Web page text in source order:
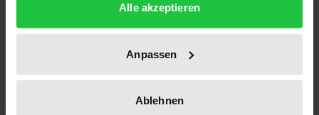
Alle akzeptieren
Anpassen
Ablehnen
technischer, wirtschaftlicher und betrieblicher
Hinsicht auf internationaler Ebene voraus, die im
innerstaatlichen Recht umzusetzen sind. Die
vorliegende Untersuchung stellt das Zusammenspiel
dieser unterschiedlichen rechtlichen